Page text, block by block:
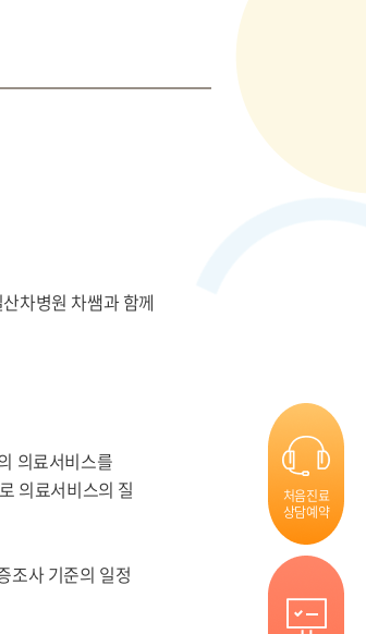
처음진료
상담예약
차병원 차쌤과 함께
의료서비스를
의료서비스의 질
조사 기준의 일정